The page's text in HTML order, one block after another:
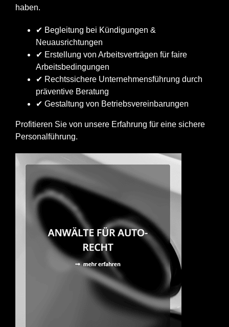
haben.
✔ Begleitung bei Kündigungen &
Neuausrichtungen
✔ Erstellung von Arbeitsverträgen für faire
Arbeitsbedingungen
✔ Rechtssichere Unternehmensführung durch
präventive Beratung
✔ Gestaltung von Betriebsvereinbarungen
Profitieren Sie von unsere Erfahrung für eine sichere
Personalführung.